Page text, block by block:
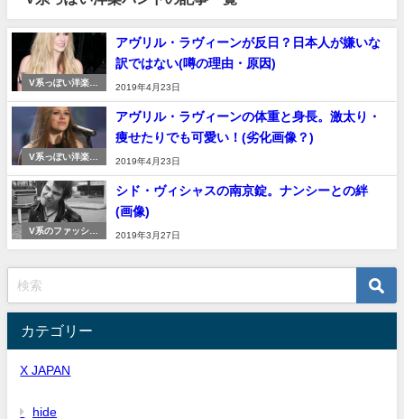
V系っぽい洋楽バ
アヴリル・ラヴィーンが反日？日本人が嫌いな
訳ではない(噂の理由・原因)
2019年4月23日
V系っぽい洋楽バ
アヴリル・ラヴィーンの体重と身長。激太り・
痩せたりでも可愛い！(劣化画像？)
2019年4月23日
V系のファッショ
シド・ヴィシャスの南京錠。ナンシーとの絆
(画像)
2019年3月27日
カテゴリー
X JAPAN
hide